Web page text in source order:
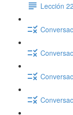
Lección